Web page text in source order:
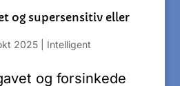
og supersensitiv eller
2025| Intelligent
og forsinkede